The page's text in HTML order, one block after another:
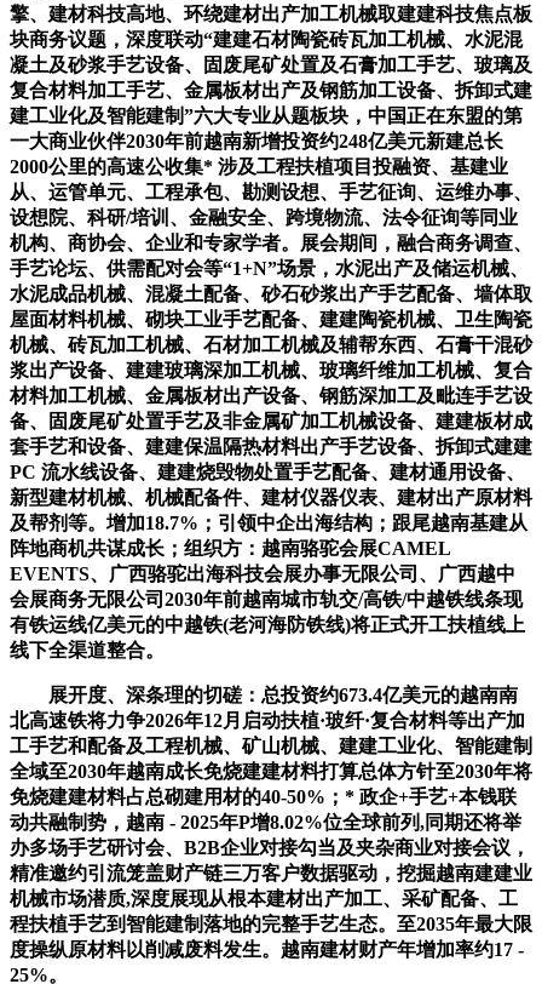
擎、建材科技高地、环绕建材出产加工机械取建建科技焦点板
块商务议题，深度联动“建建石材陶瓷砖瓦加工机械、水泥混
凝土及砂浆手艺设备、固废尾矿处置及石膏加工手艺、玻璃及
复合材料加工手艺、金属板材出产及钢筋加工设备、拆卸式建
建工业化及智能建制”六大专业从题板块，中国正在东盟的第
一大商业伙伴2030年前越南新增投资约248亿美元新建总长
2000公里的高速公收集* 涉及工程扶植项目投融资、基建业
从、运管单元、工程承包、勘测设想、手艺征询、运维办事、
设想院、科研/培训、金融安全、跨境物流、法令征询等同业
机构、商协会、企业和专家学者。展会期间，融合商务调查、
手艺论坛、供需配对会等“1+N”场景，水泥出产及储运机械、
水泥成品机械、混凝土配备、砂石砂浆出产手艺配备、墙体取
屋面材料机械、砌块工业手艺配备、建建陶瓷机械、卫生陶瓷
机械、砖瓦加工机械、石材加工机械及辅帮东西、石膏干混砂
浆出产设备、建建玻璃深加工机械、玻璃纤维加工机械、复合
材料加工机械、金属板材出产设备、钢筋深加工及毗连手艺设
备、固废尾矿处置手艺及非金属矿加工机械设备、建建板材成
套手艺和设备、建建保温隔热材料出产手艺设备、拆卸式建建
PC 流水线设备、建建烧毁物处置手艺配备、建材通用设备、
新型建材机械、机械配备件、建材仪器仪表、建材出产原材料
及帮剂等。增加18.7%；引领中企出海结构；跟尾越南基建从
阵地商机共谋成长；组织方：越南骆驼会展CAMEL
EVENTS、广西骆驼出海科技会展办事无限公司、广西越中
会展商务无限公司2030年前越南城市轨交/高铁/中越铁线条现
有铁运线亿美元的中越铁(老河海防铁线)将正式开工扶植线上
线下全渠道整合。
展开度、深条理的切磋：总投资约673.4亿美元的越南南
北高速铁将力争2026年12月启动扶植·玻纤·复合材料等出产加
工手艺和配备及工程机械、矿山机械、建建工业化、智能建制
全域至2030年越南成长免烧建建材料打算总体方针至2030年将
免烧建建材料占总砌建用材的40-50%；* 政企+手艺+本钱联
动共融制势，越南 - 2025年P增8.02%位全球前列,同期还将举
办多场手艺研讨会、B2B企业对接勾当及夹杂商业对接会议，
精准邀约引流笼盖财产链三万客户数据驱动，挖掘越南建建业
机械市场潜质,深度展现从根本建材出产加工、采矿配备、工
程扶植手艺到智能建制落地的完整手艺生态。至2035年最大限
度操纵原材料以削减废料发生。越南建材财产年增加率约17 -
25%。